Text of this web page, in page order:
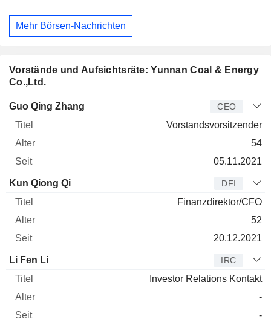
Mehr Börsen-Nachrichten
Vorstände und Aufsichtsräte: Yunnan Coal & Energy
Co.,Ltd.
Manager Titel Alter
Guo Qing Zhang CEO
Vorstandsvorsitzender
54
05.11.2021
Kun Qiong Qi DFI
Finanzdirektor/CFO
52
20.12.2021
Li Fen Li IRC
Investor Relations Kontakt
-
-